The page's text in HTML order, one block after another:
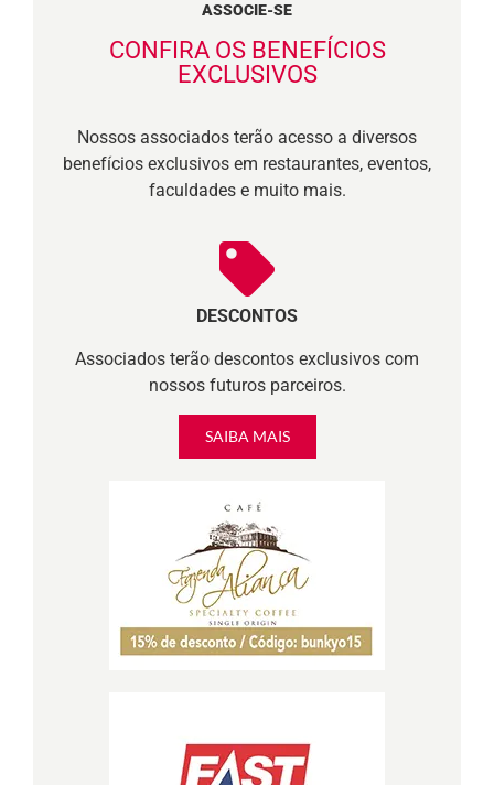
ASSOCIE-SE
CONFIRA OS BENEFÍCIOS
EXCLUSIVOS
Nossos associados terão acesso a diversos
benefícios exclusivos em restaurantes, eventos,
faculdades e muito mais.
DESCONTOS
Associados terão descontos exclusivos com
nossos futuros parceiros.
SAIBA MAIS